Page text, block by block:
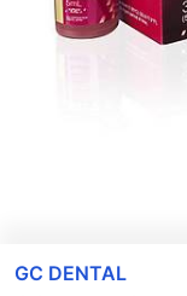
GC DENTAL